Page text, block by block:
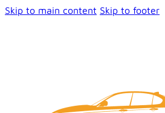
Skip to main content Skip to footer